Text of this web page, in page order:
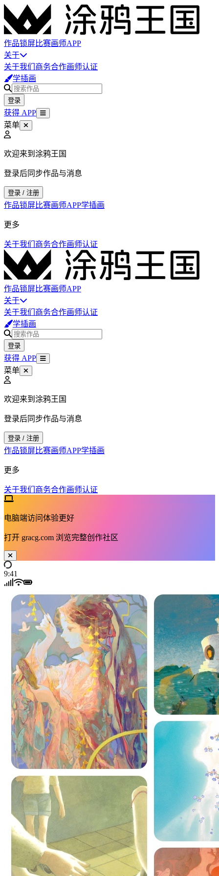
作品锁屏比赛画师APP
关于
关于我们 商务合作画师认证
学插画
登录
获得 APP
菜单
欢迎来到涂鸦王国
登录后同步作品与消息
登录 / 注册
作品锁屏比赛画师APP学插画
更多
关于我们 商务合作画师认证
作品锁屏比赛画师APP
关于
关于我们 商务合作画师认证
学插画
登录
获得 APP
菜单
欢迎来到涂鸦王国
登录后同步作品与消息
登录 / 注册
作品锁屏比赛画师APP学插画
更多
关于我们 商务合作画师认证
电脑端访问体验更好
打开 gracg.com 浏览完整创作社区
9:41